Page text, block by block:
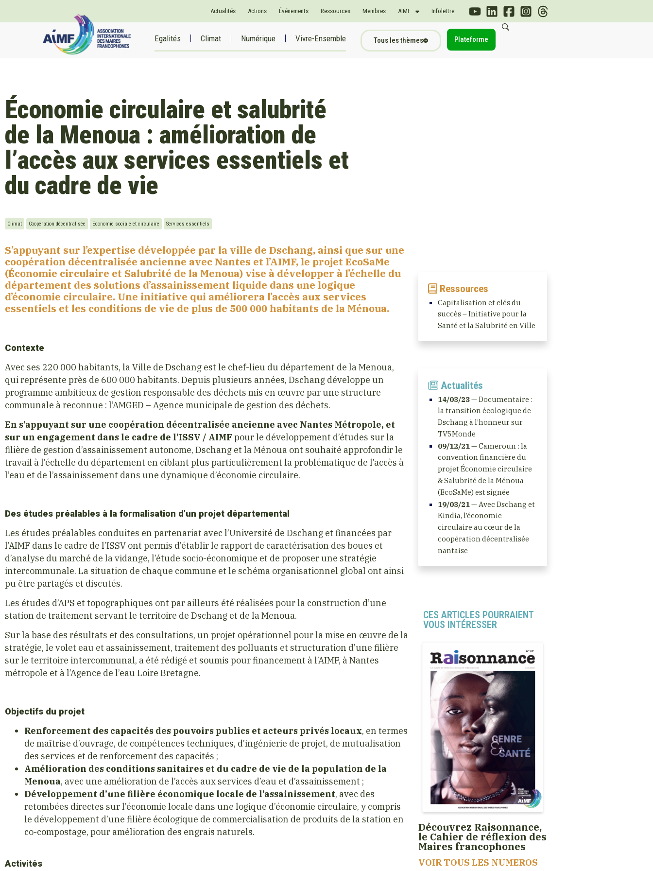
Actualités Actions Événements Ressources Membres AIMF Infolettre
Egalités Climat Numérique Vivre-Ensemble Tous les thèmes Plateforme
Économie circulaire et salubrité
de la Menoua : amélioration de
l’accès aux services essentiels et
du cadre de vie
Climat Coopération décentralisée Economie sociale et circulaire Services essentiels
S’appuyant sur l’expertise développée par la ville de Dschang, ainsi que sur une
coopération décentralisée ancienne avec Nantes et l’AIMF, le projet EcoSaMe
(Économie circulaire et Salubrité de la Menoua) vise à développer à l’échelle du
département des solutions d’assainissement liquide dans une logique
d’économie circulaire. Une initiative qui améliorera l’accès aux services
essentiels et les conditions de vie de plus de 500 000 habitants de la Ménoua.
Contexte
Avec ses 220 000 habitants, la Ville de Dschang est le chef-lieu du département de la Menoua,
qui représente près de 600 000 habitants. Depuis plusieurs années, Dschang développe un
programme ambitieux de gestion responsable des déchets mis en œuvre par une structure
communale à reconnue : l’AMGED – Agence municipale de gestion des déchets.
En s’appuyant sur une coopération décentralisée ancienne avec Nantes Métropole, et
sur un engagement dans le cadre de l’ISSV / AIMF pour le développement d’études sur la
filière de gestion d’assainissement autonome, Dschang et la Ménoua ont souhaité approfondir le
travail à l’échelle du département en ciblant plus particulièrement la problématique de l’accès à
l’eau et de l’assainissement dans une dynamique d’économie circulaire.
Des études préalables à la formalisation d’un projet départemental
Les études préalables conduites en partenariat avec l’Université de Dschang et financées par
l’AIMF dans le cadre de l’ISSV ont permis d’établir le rapport de caractérisation des boues et
d’analyse du marché de la vidange, l’étude socio-économique et de proposer une stratégie
intercommunale. La situation de chaque commune et le schéma organisationnel global ont ainsi
pu être partagés et discutés.
Les études d’APS et topographiques ont par ailleurs été réalisées pour la construction d’une
station de traitement servant le territoire de Dschang et de la Menoua.
Sur la base des résultats et des consultations, un projet opérationnel pour la mise en œuvre de la
stratégie, le volet eau et assainissement, traitement des polluants et structuration d’une filière
sur le territoire intercommunal, a été rédigé et soumis pour financement à l’AIMF, à Nantes
métropole et à l’Agence de l’eau Loire Bretagne.
Objectifs du projet
Renforcement des capacités des pouvoirs publics et acteurs privés locaux, en termes
de maîtrise d’ouvrage, de compétences techniques, d’ingénierie de projet, de mutualisation
des services et de renforcement des capacités ;
Amélioration des conditions sanitaires et du cadre de vie de la population de la
Menoua, avec une amélioration de l’accès aux services d’eau et d’assainissement ;
Développement d’une filière économique locale de l’assainissement, avec des
retombées directes sur l’économie locale dans une logique d’économie circulaire, y compris
le développement d’une filière écologique de commercialisation de produits de la station en
co-compostage, pour amélioration des engrais naturels.
Activités
Ressources
Capitalisation et clés du
succès – Initiative pour la
Santé et la Salubrité en Ville
Actualités
14/03/23— Documentaire :
la transition écologique de
Dschang à l’honneur sur
TV5Monde
09/12/21— Cameroun : la
convention financière du
projet Économie circulaire
& Salubrité de la Ménoua
(EcoSaMe) est signée
19/03/21— Avec Dschang et
Kindia, l’économie
circulaire au cœur de la
coopération décentralisée
nantaise
CES ARTICLES POURRAIENT
VOUS INTÉRESSER
Découvrez Raisonnance,
le Cahier de réflexion des
Maires francophones
VOIR TOUS LES NUMEROS